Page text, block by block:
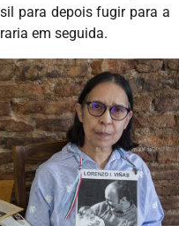
para depois fugir para a
em seguida.